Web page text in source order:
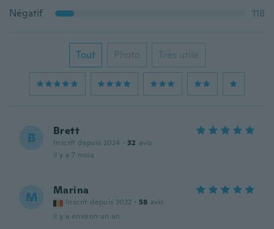
Négatif
118
Tout Photo Très utile
B Brett
Inscrit depuis 2024 · 32 avis
il y a 7 mois
M Marina
Inscrit depuis 2022 · 58 avis
il y a environ un an